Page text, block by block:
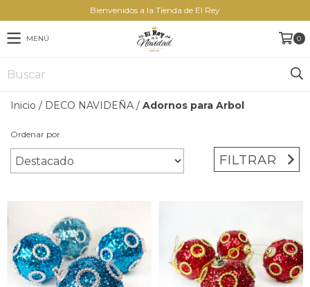
Bienvenidos a la Tienda de El Rey
MENÚ 0
Inicio / DECO NAVIDEÑA / Adornos para Arbol
Ordenar por
FILTRAR